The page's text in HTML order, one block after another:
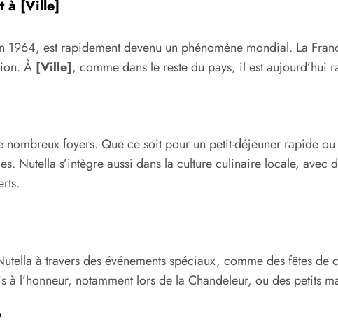
à [Ville]
est rapidement devenu un phénomène mondial. La
À [Ville], comme dans le reste du pays, il est aujourd’hui
foyers. Que ce soit pour un petit-déjeuner rapide
Nutella s’intègre aussi dans la culture culinaire locale, avec
à travers des événements spéciaux, comme des fêtes
à l’honneur, notamment lors de la Chandeleur, ou des petits